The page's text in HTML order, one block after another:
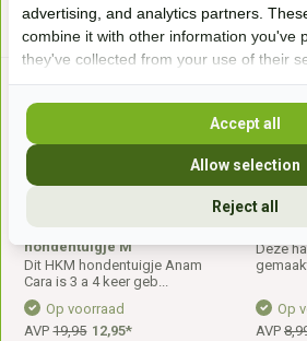
Tweedehands Anam Cara
hondentuigje M
Dit HKM hondentuigje Anam
Cara is 3 a 4 keer geb...
Op voorraad
AVP19,95 12,95*
Deze
Op
AVP
advertising, and analytics partners.
combine it with other information you've
they've collected from your use of their
Reject all
Allow selection
Accept all